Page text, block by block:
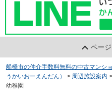
ペー
船橋市の仲介手数料無料の中古マンシ
うかいおーえんだん）
> 周辺施設案内 >
幼稚園